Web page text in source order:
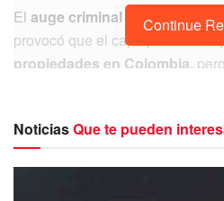
El auge criminal que tuvo
provocó que el capo pudiera
propiedades en Colombia,
en otros países.
Uno de estos está ubicado en
Continue
NoticiasQue te pueden